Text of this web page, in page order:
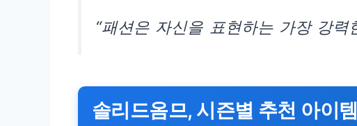
“패션은 자신을 표현하는 가장 강력
솔리드옴므, 시즌별 추천 아이템